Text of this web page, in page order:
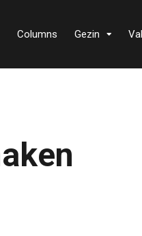
Columns Gezin